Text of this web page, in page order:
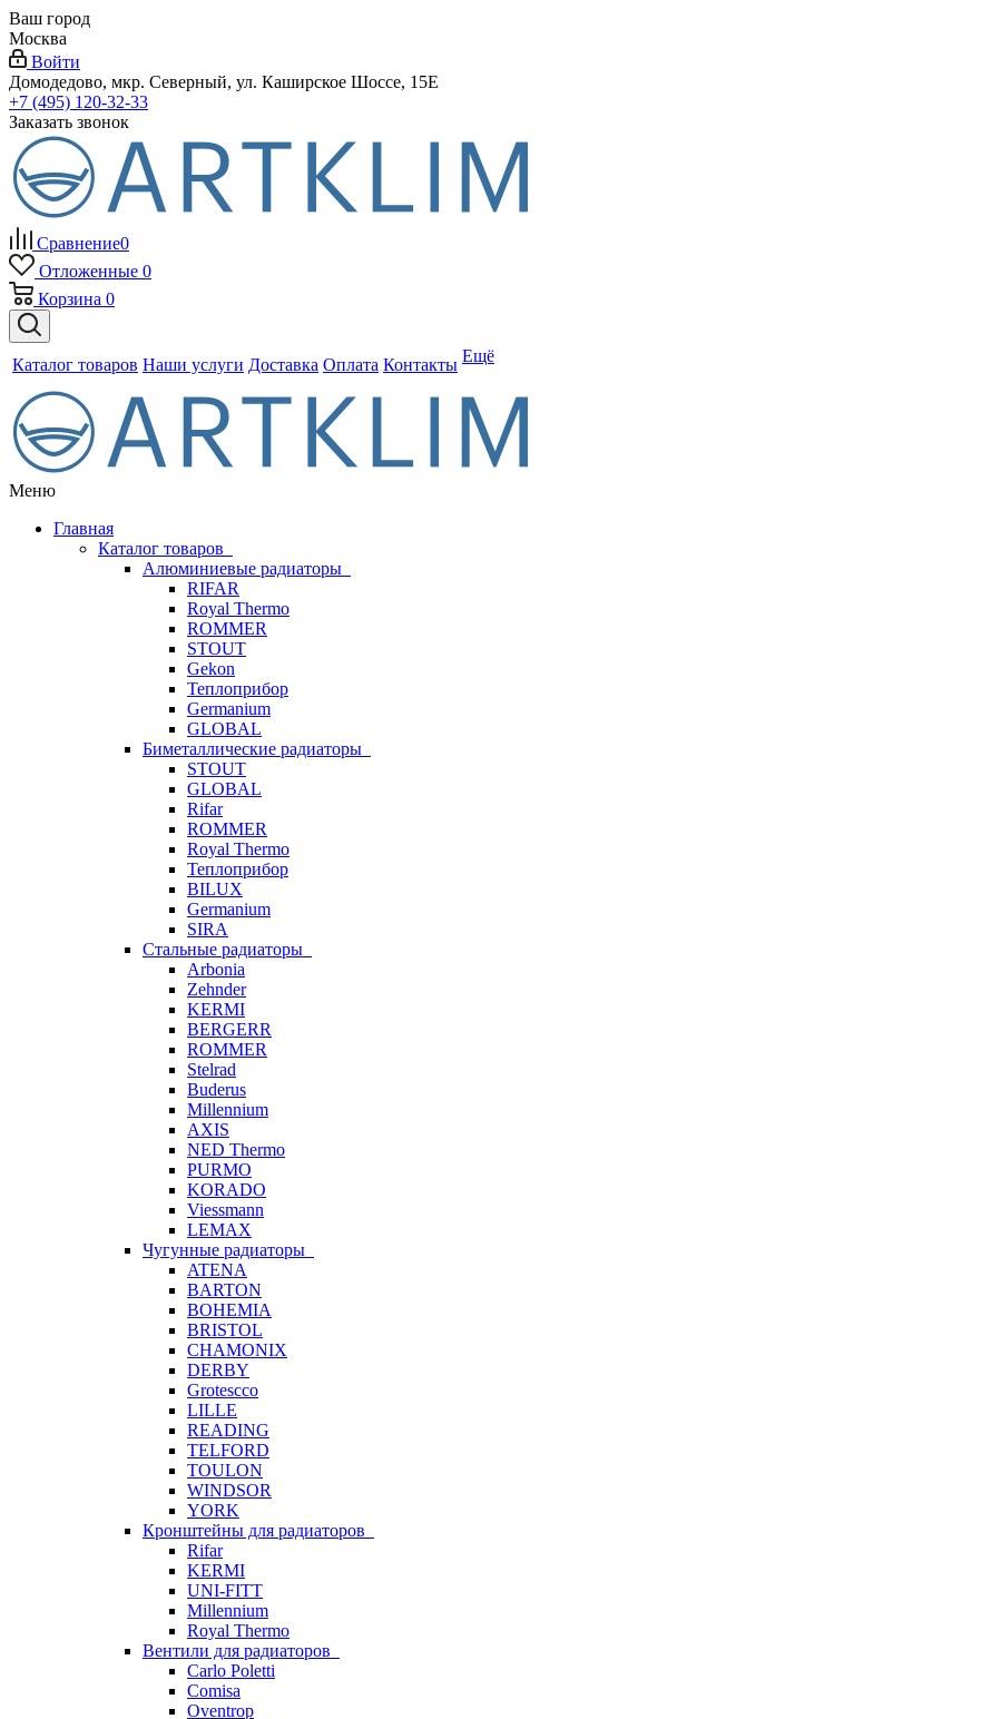
Ваш город
Москва
Войти
Домодедово, мкр. Северный, ул. Каширское Шоссе, 15Е
+7 (495) 120-32-33
Заказать звонок
Сравнение0
Отложенные 0
Корзина 0
Каталог товаров Наши услуги Доставка Оплата Контакты Ещё
Меню
Главная
Каталог товаров
Алюминиевые радиаторы
RIFAR
Royal Thermo
ROMMER
STOUT
Gekon
Теплоприбор
Germanium
GLOBAL
Биметаллические радиаторы
STOUT
GLOBAL
Rifar
ROMMER
Royal Thermo
Теплоприбор
BILUX
Germanium
SIRA
Стальные радиаторы
Arbonia
Zehnder
KERMI
BERGERR
ROMMER
Stelrad
Buderus
Millennium
AXIS
NED Thermo
PURMO
KORADO
Viessmann
LEMAX
Чугунные радиаторы
ATENA
BARTON
BOHEMIA
BRISTOL
CHAMONIX
DERBY
Grotescco
LILLE
READING
TELFORD
TOULON
WINDSOR
YORK
Кронштейны для радиаторов
Rifar
KERMI
UNI-FITT
Millennium
Royal Thermo
Вентили для радиаторов
Carlo Poletti
Comisa
Oventrop